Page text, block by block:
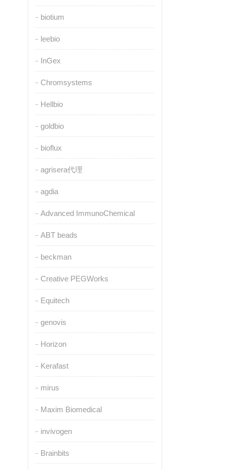
biotium
leebio
InGex
Chromsystems
Hellbio
goldbio
bioflux
agrisera代理
agdia
Advanced ImmunoChemical
ABT beads
beckman
Creative PEGWorks
Equitech
genovis
Horizon
Kerafast
mirus
Maxim Biomedical
invivogen
Brainbits